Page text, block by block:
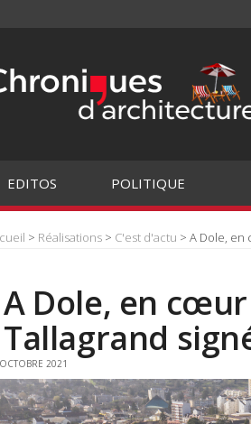
EDITOS POLITIQUE
> Réalisations > C'est d'actu > A Dole, en
A Dole, en cœur
Tallagrand
2021